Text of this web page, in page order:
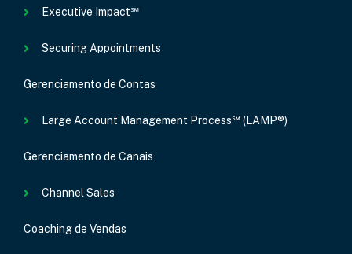
Executive Impact℠
Securing Appointments
Gerenciamento de Contas
Large Account Management Process℠ (LAMP®)
Gerenciamento de Canais
Channel Sales
Coaching de Vendas